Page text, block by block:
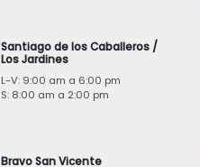
Santiago de los Caballeros /
Los Jardines
L-V: 9:00 am a 6:00 pm
S: 8:00 am a 2:00 pm
Bravo San Vicente